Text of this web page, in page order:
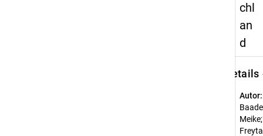
chl
an
d
Details
Meike;